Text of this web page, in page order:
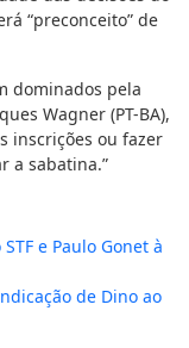
“preconceito” de
dominados pela
Wagner (PT-BA),
inscrições ou fazer
a sabatina.”
e Paulo Gonet à
de Dino ao